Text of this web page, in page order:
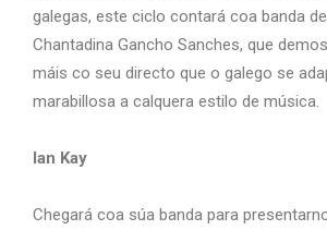
galegas, este ciclo contará coa banda
Chantadina Gancho Sanches, que
máis co seu directo que o galego se
marabillosa a calquera estilo de música.
Ian Kay
Chegará coa súa banda para